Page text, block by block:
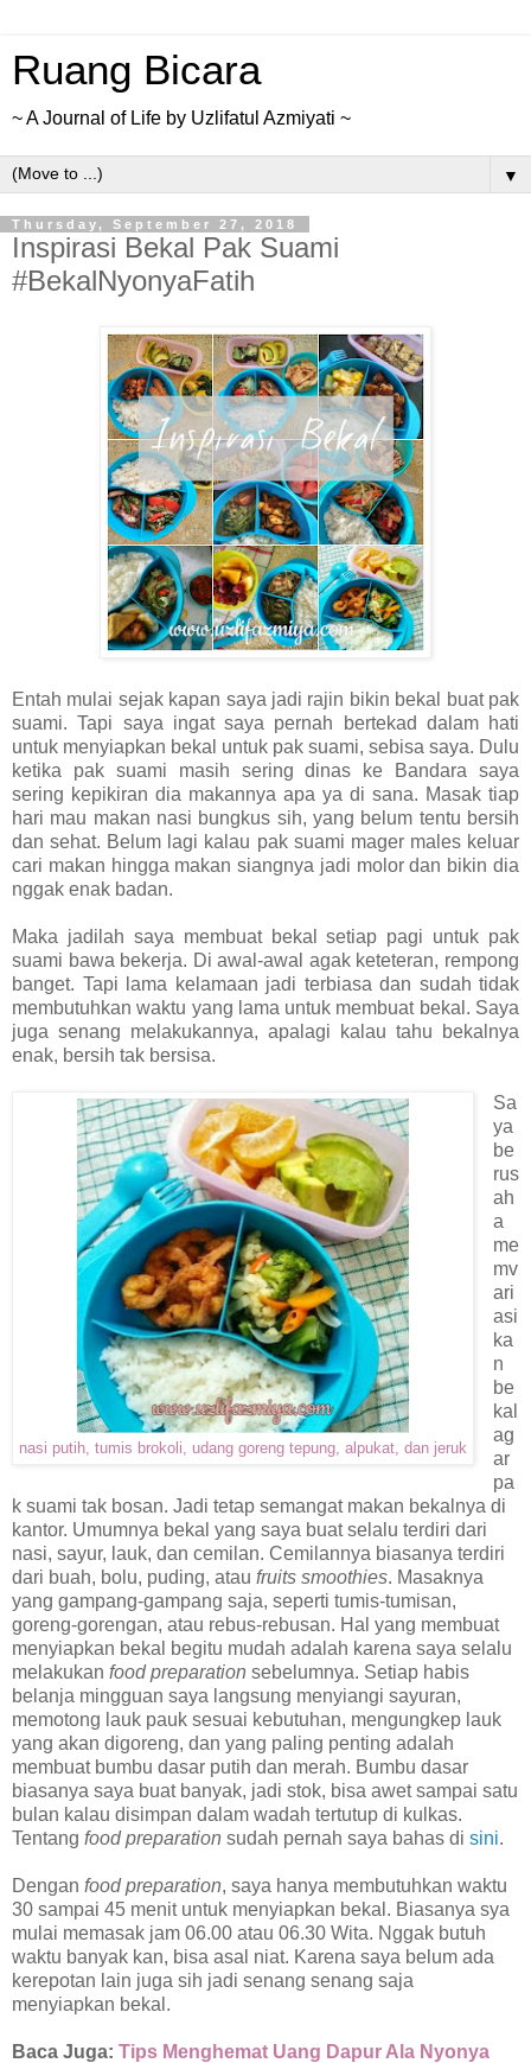
Ruang Bicara
~ A Journal of Life by Uzlifatul Azmiyati ~
▼
Thursday, September 27, 2018
Inspirasi Bekal Pak Suami
#BekalNyonyaFatih
Entah mulai sejak kapan saya jadi rajin bikin bekal buat pak
suami. Tapi saya ingat saya pernah bertekad dalam hati
untuk menyiapkan bekal untuk pak suami, sebisa saya. Dulu
ketika pak suami masih sering dinas ke Bandara saya
sering kepikiran dia makannya apa ya di sana. Masak tiap
hari mau makan nasi bungkus sih, yang belum tentu bersih
dan sehat. Belum lagi kalau pak suami mager males keluar
cari makan hingga makan siangnya jadi molor dan bikin dia
nggak enak badan.
Maka jadilah saya membuat bekal setiap pagi untuk pak
suami bawa bekerja. Di awal-awal agak keteteran, rempong
banget. Tapi lama kelamaan jadi terbiasa dan sudah tidak
membutuhkan waktu yang lama untuk membuat bekal. Saya
juga senang melakukannya, apalagi kalau tahu bekalnya
enak, bersih tak bersisa.
nasi putih, tumis brokoli, udang goreng tepung, alpukat, dan jeruk
Sa
ya
be
rus
ah
a
me
mv
ari
asi
ka
n
be
kal
ag
ar
pa
k suami tak bosan. Jadi tetap semangat makan bekalnya di
kantor. Umumnya bekal yang saya buat selalu terdiri dari
nasi, sayur, lauk, dan cemilan. Cemilannya biasanya terdiri
dari buah, bolu, puding, atau fruits smoothies. Masaknya
yang gampang-gampang saja, seperti tumis-tumisan,
goreng-gorengan, atau rebus-rebusan. Hal yang membuat
menyiapkan bekal begitu mudah adalah karena saya selalu
melakukan food preparation sebelumnya. Setiap habis
belanja mingguan saya langsung menyiangi sayuran,
memotong lauk pauk sesuai kebutuhan, mengungkep lauk
yang akan digoreng, dan yang paling penting adalah
membuat bumbu dasar putih dan merah. Bumbu dasar
biasanya saya buat banyak, jadi stok, bisa awet sampai satu
bulan kalau disimpan dalam wadah tertutup di kulkas.
Tentang food preparation sudah pernah saya bahas di sini.
Dengan food preparation, saya hanya membutuhkan waktu
30 sampai 45 menit untuk menyiapkan bekal. Biasanya sya
mulai memasak jam 06.00 atau 06.30 Wita. Nggak butuh
waktu banyak kan, bisa asal niat. Karena saya belum ada
kerepotan lain juga sih jadi senang senang saja
menyiapkan bekal.
Baca Juga: Tips Menghemat Uang Dapur Ala Nyonya